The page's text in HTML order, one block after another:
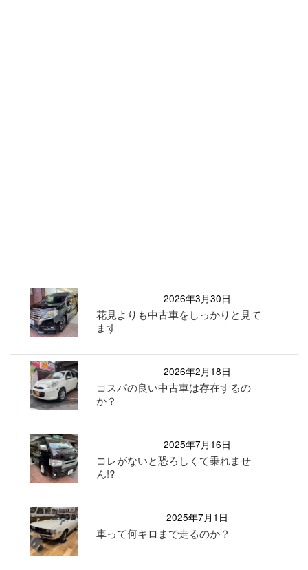
2026年3月30日
花見よりも中古車をしっかりと見て
ます
2026年2月18日
コスパの良い中古車は存在するの
か？
2025年7月16日
コレがないと恐ろしくて乗れませ
ん!?
2025年7月1日
車って何キロまで走るのか？